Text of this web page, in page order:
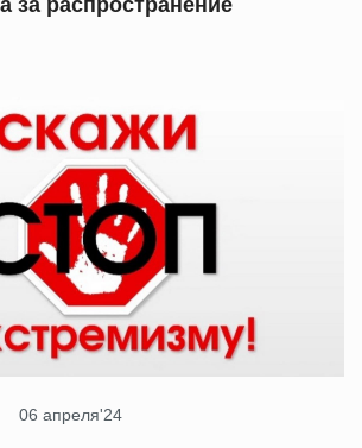
за распространение
06 апреля'24